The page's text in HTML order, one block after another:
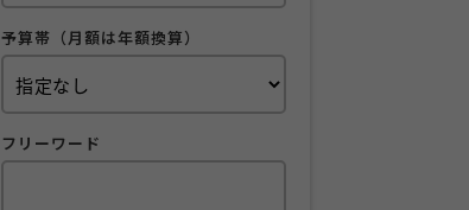
予算帯（月額は年額換算）
フリーワード